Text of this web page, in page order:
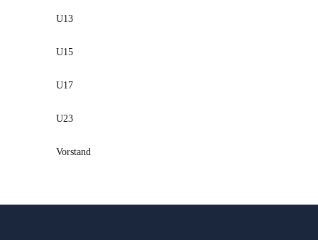
U13
U15
U17
U23
Vorstand